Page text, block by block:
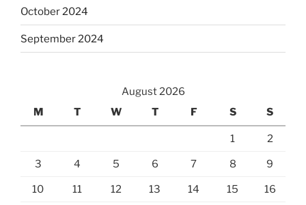
October 2024
September 2024
August 2026
M
T W T F S S
1 2
3 4 5 6 7 8 9
10 11 12 13 14 15 16